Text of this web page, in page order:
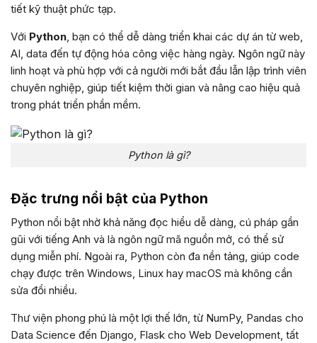
tiết kỹ thuật phức tạp.
Với Python, bạn có thể dễ dàng triển khai các dự án từ web,
AI, data đến tự động hóa công việc hàng ngày. Ngôn ngữ này
linh hoạt và phù hợp với cả người mới bắt đầu lẫn lập trình viên
chuyên nghiệp, giúp tiết kiệm thời gian và nâng cao hiệu quả
trong phát triển phần mềm.
Python là gì?
Đặc trưng nổi bật của Python
Python nổi bật nhờ khả năng đọc hiểu dễ dàng, cú pháp gần
gũi với tiếng Anh và là ngôn ngữ mã nguồn mở, có thể sử
dụng miễn phí. Ngoài ra, Python còn đa nền tảng, giúp code
chạy được trên Windows, Linux hay macOS mà không cần
sửa đổi nhiều.
Thư viện phong phú là một lợi thế lớn, từ NumPy, Pandas cho
Data Science đến Django, Flask cho Web Development, tất